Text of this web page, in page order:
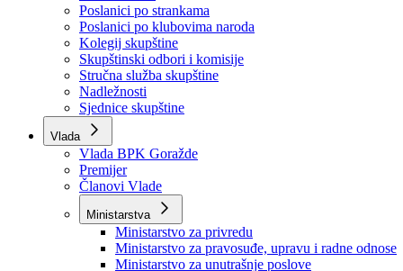
Skupština
Skupština BPK Goražde
Rukovodstvo
Poslanici po strankama
Poslanici po klubovima naroda
Kolegij skupštine
Skupštinski odbori i komisije
Stručna služba skupštine
Nadležnosti
Sjednice skupštine
Vlada
Vlada BPK Goražde
Premijer
Članovi Vlade
Ministarstva